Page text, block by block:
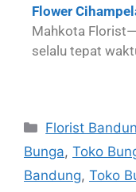
Flower
Mahkota
selalu tepat
Florist
Bunga, Toko
Bandung, Toko